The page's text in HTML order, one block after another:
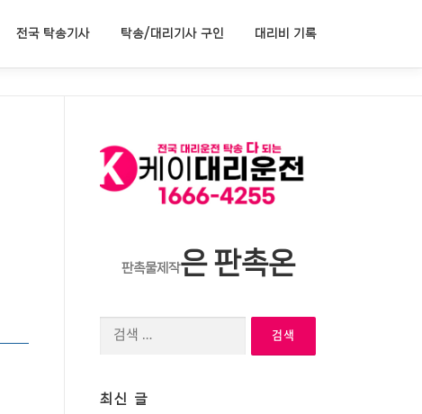
전국 탁송기사 탁송/대리기사 구인 대리비 기록
판촉물제작은 판촉온
최신 글